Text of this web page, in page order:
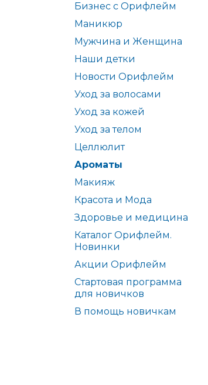
Бизнес с Орифлейм
Маникюр
Мужчина и Женщина
Наши детки
Новости Орифлейм
Уход за волосами
Уход за кожей
Уход за телом
Целлюлит
Ароматы
Макияж
Красота и Мода
Здоровье и медицина
Каталог Орифлейм.
Новинки
Акции Орифлейм
Стартовая программа
для новичков
В помощь новичкам